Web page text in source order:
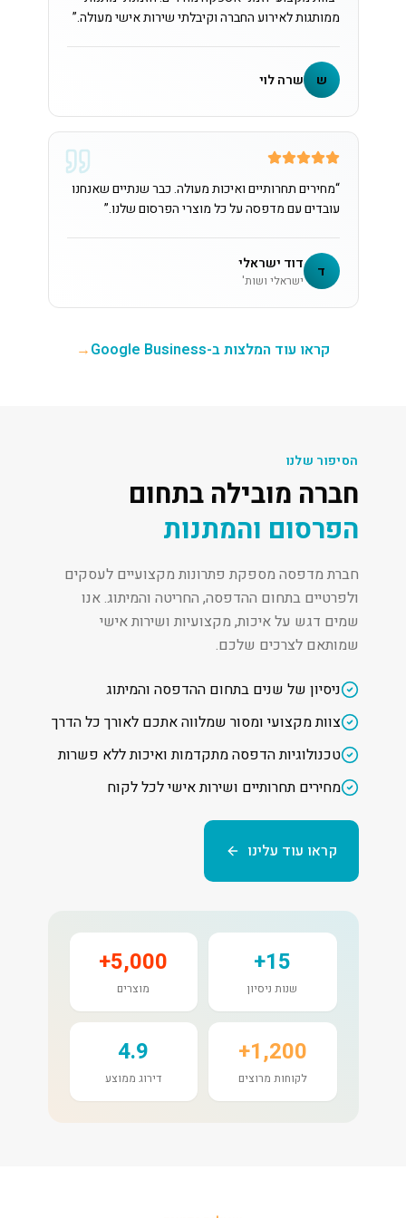
ממותגות לאירוע החברה וקיבלתי שירות אישי מעולה.”
ש שרה לוי
“מחירים תחרותיים ואיכות מעולה. כבר שנתיים שאנחנו
עובדים עם מדפסה על כל מוצרי הפרסום שלנו.”
ד דוד ישראלי
ישראלי ושות'
קראו עוד המלצות ב-Google Business →
הסיפור שלנו
חברה מובילה בתחום
הפרסום והמתנות
חברת מדפסה מספקת פתרונות מקצועיים לעסקים
ולפרטיים בתחום ההדפסה, החריטה והמיתוג. אנו
שמים דגש על איכות, מקצועיות ושירות אישי
שמותאם לצרכים שלכם.
ניסיון של שנים בתחום ההדפסה והמיתוג
צוות מקצועי ומסור שמלווה אתכם לאורך כל הדרך
טכנולוגיות הדפסה מתקדמות ואיכות ללא פשרות
מחירים תחרותיים ושירות אישי לכל לקוח
קראו עוד עלינו
15+
שנות ניסיון
5,000+
מוצרים
1,200+
לקוחות מרוצים
4.9
דירוג ממוצע